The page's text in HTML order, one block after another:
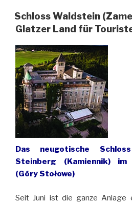
Gebirge“
auf
Festival
Literaturberge
in
Niederschlesien“
Schloss Waldstein
Glatzer Land für
Das neugotische
Steinberg (Kamiennik) im
(Góry Stołowe)
Seit Juni ist die ganze Anlage